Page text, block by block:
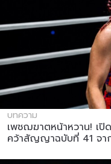
บทความ
เพชฌฆาตหน้าหวาน! เปิ
คว้าสัญญาฉบับที่ 41 จา